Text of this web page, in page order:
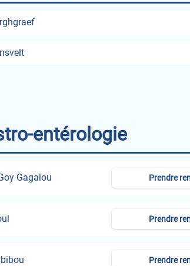
entérologie
Gagalou Prendre
Prendre
Prendre